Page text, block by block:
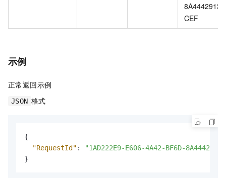
8A4442913
CEF
示例
正常返回示例
JSON 格式
{
"RequestId" :
"1AD222E9-E606-4A42-BF6D-
}